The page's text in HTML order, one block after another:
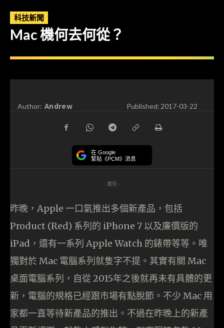
科技新聞
Mac 機何去何從？
Author: Andrew Published:2017-03-22
在 Google
緊貼《PCM》消息
- 廣告 -
昨晚，Apple 一口氣推出多個新產品，包括
Product (Red) 系列的 iPhone 7 以及廉價版的
iPad，還有一系列 Apple Watch 的錶帶等等。唯
獨對於 Mac 電腦系列就隻字不提。其實有關 Mac
桌面電腦系列，自從 2015年之後就再未有具體的更
新，電腦的規格已經跟市場有點脫節。不少 Mac 用
家都一直等待新產品的推出。不過在昨晚上的新產